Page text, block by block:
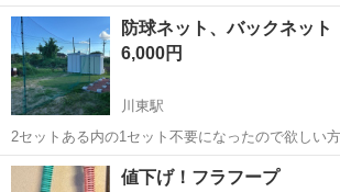
は… 業界最高水準!高日給で効率よく稼げます! 履
自由! 週1日～OK!毎週のシフト制! 資格取得支援制
リ! <シフトの融...
アルバイト・パート
防球ネット、バックネット
6,000円
川東駅
2セットある内の1セット不要になったので欲しい方
福島 岩瀬郡 川東駅
値下げ！フラフープ